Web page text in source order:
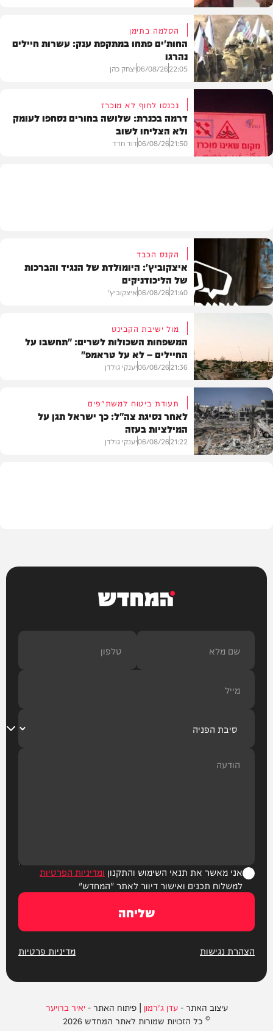
צבא וביטחון
בעולם
הסלמה בתימן
החות'ים פתחו במתקפת ענק: עשרות חיילים
נהרגו
22:05
06/08/26יצחק כהן
נכנסו לחוף לא מוכרז
דרמה בכנרת: שלושה בחורים נסחפו לעומק
ולא הצליחו לשוב
21:50
06/08/26דוד חדד
חדשות
הקנס הכבד
איצקוביץ': היומולדת של הנגיד והברכות
של הליכודניקים
21:40
06/08/26איצקוביץ'
צבא וביטחון
מול ישיבת הקבינט
המשפחות השכולות לשרים: "תחשבו על
החיילים – לא על טראמפ"
21:36
06/08/26יענקי גולדן
תעודת ביטוח למשת"פים
לאחר נסיגת צה"ל: כך ישראל תגן על
המילציות בעזה
21:22
06/08/26יענקי גולדן
המחדש
אני מאשר את תנאי השימוש והתקנון ומדיניות הפרטיות
למשלוח תכנים ואישור דיוור לאתר "המחדש"
שליחה
הצהרת נגישות מדיניות פרטיות
עיצוב האתר -עדן ג'רמון | פיתוח האתר -יאיר ברויער
© כל הזכויות שמורות לאתר המחדש 2026